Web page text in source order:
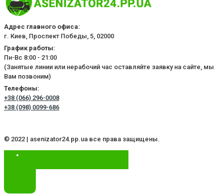
Адрес главного офиса:
г. Киев, Проспект Победы, 5, 02000
График работы:
Пн-Вс 8:00 - 21:00
(Занятые линии или нерабочий час оставляйте заявку на сайте, мы
Вам позвоним)
Телефоны:
+38 (066) 296-0008
+38 (098) 0099-686
© 2022 | asenizator24.pp.ua все права защищены.